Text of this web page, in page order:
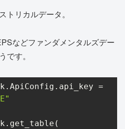
トリカルデータ。
などファンダメンタルズデー
です。